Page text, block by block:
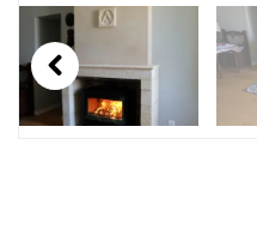
Previous